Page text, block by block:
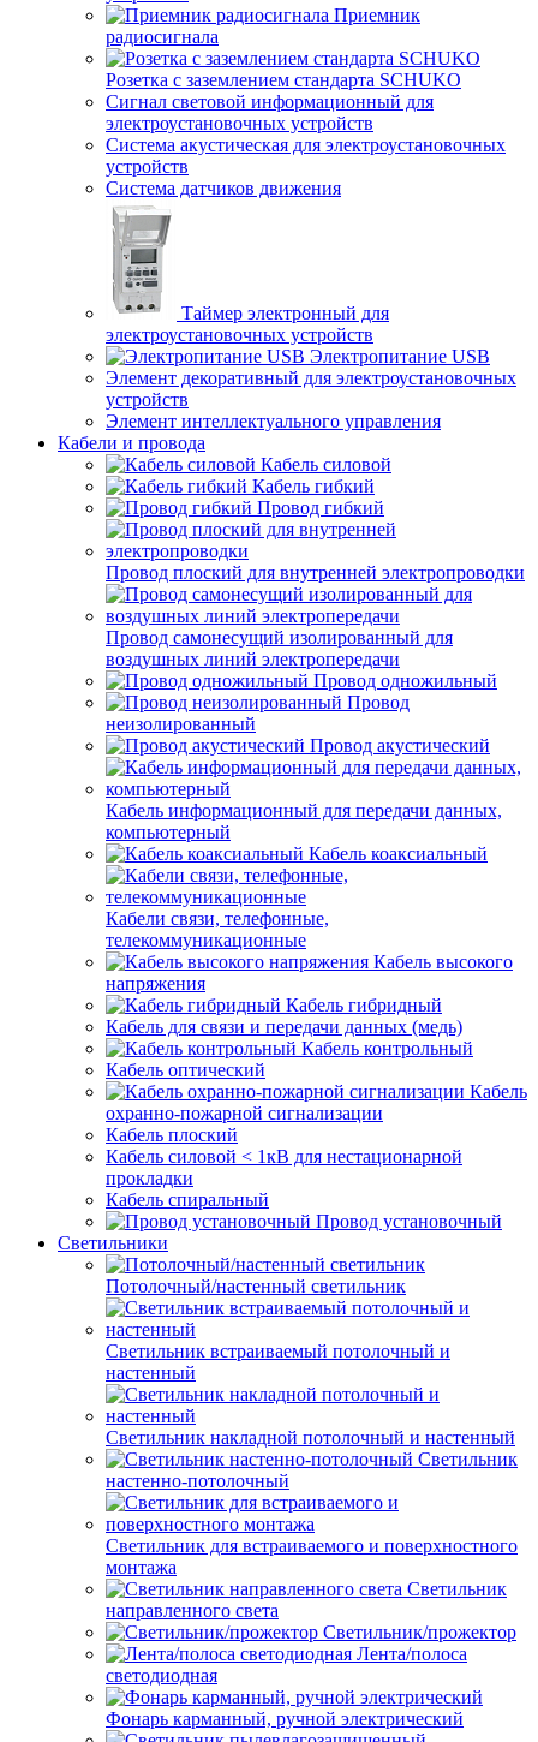
Приемник
радиосигнала
Розетка с заземлением стандарта SCHUKO
Сигнал световой информационный для
электроустановочных устройств
Система акустическая для электроустановочных
устройств
Система датчиков движения
Таймер электронный для
электроустановочных устройств
Электропитание USB
Элемент декоративный для электроустановочных
устройств
Элемент интеллектуального управления
Кабели и провода
Кабель силовой
Кабель гибкий
Провод гибкий
Провод плоский для внутренней электропроводки
Провод самонесущий изолированный для
воздушных линий электропередачи
Провод одножильный
Провод
неизолированный
Провод акустический
Кабель информационный для передачи данных,
компьютерный
Кабель коаксиальный
Кабели связи, телефонные,
телекоммуникационные
Кабель высокого
напряжения
Кабель гибридный
Кабель для связи и передачи данных (медь)
Кабель контрольный
Кабель оптический
Кабель
охранно-пожарной сигнализации
Кабель плоский
Кабель силовой < 1кВ для нестационарной
прокладки
Кабель спиральный
Провод установочный
Светильники
Потолочный/настенный светильник
Светильник встраиваемый потолочный и
настенный
Светильник накладной потолочный и настенный
Светильник
настенно-потолочный
Светильник для встраиваемого и поверхностного
монтажа
Светильник
направленного света
Светильник/прожектор
Лента/полоса
светодиодная
Фонарь карманный, ручной электрический